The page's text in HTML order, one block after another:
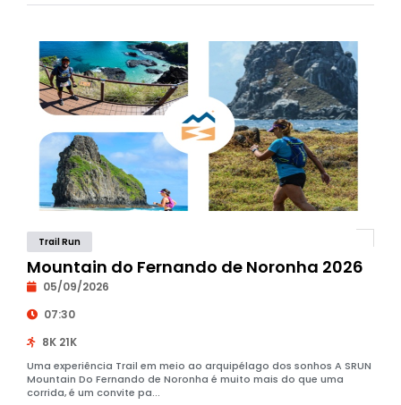
Trail Run
Mountain do Fernando de Noronha 2026
05/09/2026
07:30
8K 21K
Uma experiência Trail em meio ao arquipélago dos sonhos A SRUN
Mountain Do Fernando de Noronha é muito mais do que uma
corrida, é um convite pa...